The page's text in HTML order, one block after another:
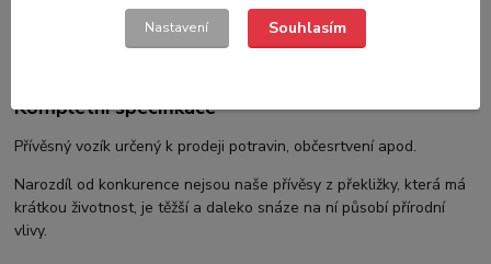
Kompletní specifikace
Přívěsný vozík určený k prodeji potravin, občesrtvení apod.
Narozdíl od konkurence nejsou naše přívěsy z překližky, která má
krátkou životnost, je těžší a daleko snáze na ní působí přírodní
vlivy.
Nastavení Souhlasím